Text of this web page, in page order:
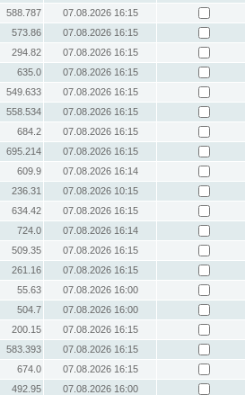
588.787
07.08.2026 16:15
573.86
07.08.2026 16:15
294.82
07.08.2026 16:15
635.0
07.08.2026 16:15
549.633
07.08.2026 16:15
558.534
07.08.2026 16:15
684.2
07.08.2026 16:15
695.214
07.08.2026 16:15
609.9
07.08.2026 16:14
236.31
07.08.2026 10:15
634.42
07.08.2026 16:15
724.0
07.08.2026 16:14
509.35
07.08.2026 16:15
261.16
07.08.2026 16:15
55.63
07.08.2026 16:00
504.7
07.08.2026 16:00
200.15
07.08.2026 16:15
583.393
07.08.2026 16:15
674.0
07.08.2026 16:15
492.95
07.08.2026 16:00